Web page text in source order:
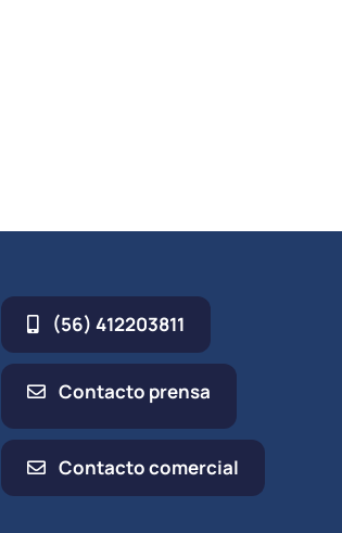
(56) 412203811
Contacto prensa
Contacto comercial